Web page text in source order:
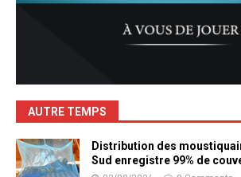
AUTRE TEMPS
Distribution des
Sud enregistre 99% de